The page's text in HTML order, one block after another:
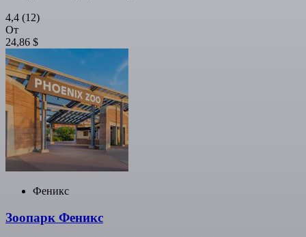
4,4 (12)
От
24,86 $
Феникс
Зоопарк Феникс